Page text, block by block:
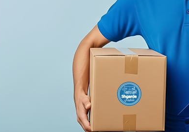
لا يوجد هناك مراجعات لهذا المنتج حتى الآن.
التفاصيل (Details)
RP-VC009
48W Max